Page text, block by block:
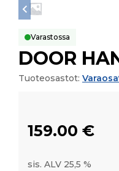
Varastossa
DOOR
Tuoteosastot:
159.00 €
sis. ALV 25,5 %